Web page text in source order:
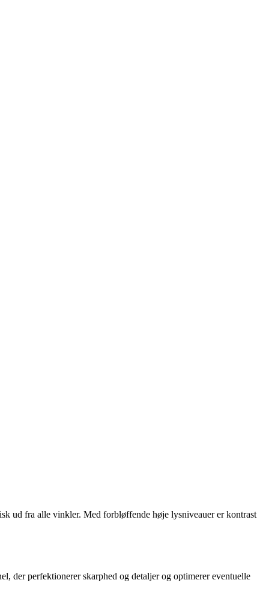
ud fra alle vinkler. Med forbløffende høje lysniveauer er kontrast
der perfektionerer skarphed og detaljer og optimerer eventuelle